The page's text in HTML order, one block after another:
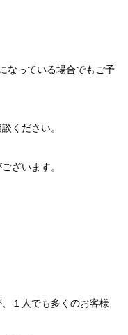
なっている場合でもご予
ください。
ざいます。
１人でも多くのお客様